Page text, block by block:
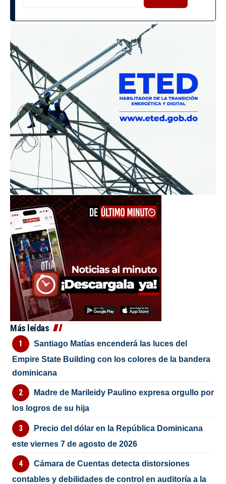
Más leídas
Santiago Matías encenderá las luces del
Empire State Building con los colores de la bandera
dominicana
Madre de Marileidy Paulino expresa orgullo por
los logros de su hija
Precio del dólar en la República Dominicana
este viernes 7 de agosto de 2026
Cámara de Cuentas detecta distorsiones
contables y debilidades de control en auditoría a la